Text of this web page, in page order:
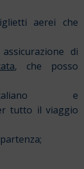
aerei che
di
, che posso
e
tutto il viaggio